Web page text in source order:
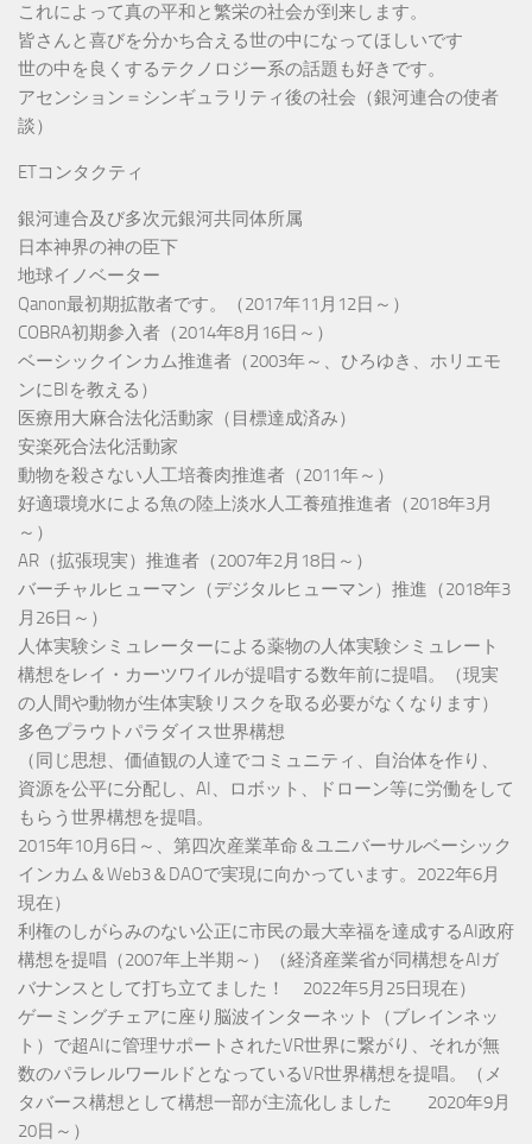
これによって真の平和と繁栄の社会が到来します。
皆さんと喜びを分かち合える世の中になってほしいです
世の中を良くするテクノロジー系の話題も好きです。
アセンション＝シンギュラリティ後の社会（銀河連合の使者
談）
ETコンタクティ
銀河連合及び多次元銀河共同体所属
日本神界の神の臣下
地球イノベーター
Qanon最初期拡散者です。（2017年11月12日～）
COBRA初期参入者（2014年8月16日～）
ベーシックインカム推進者（2003年～、ひろゆき、ホリエモ
ンにBIを教える）
医療用大麻合法化活動家（目標達成済み）
安楽死合法化活動家
動物を殺さない人工培養肉推進者（2011年～）
好適環境水による魚の陸上淡水人工養殖推進者（2018年3月
～）
AR（拡張現実）推進者（2007年2月18日～）
バーチャルヒューマン（デジタルヒューマン）推進（2018年3
月26日～）
人体実験シミュレーターによる薬物の人体実験シミュレート
構想をレイ・カーツワイルが提唱する数年前に提唱。（現実
の人間や動物が生体実験リスクを取る必要がなくなります）
多色プラウトパラダイス世界構想
（同じ思想、価値観の人達でコミュニティ、自治体を作り、
資源を公平に分配し、AI、ロボット、ドローン等に労働をして
もらう世界構想を提唱。
2015年10月6日～、第四次産業革命＆ユニバーサルベーシック
インカム＆Web3＆DAOで実現に向かっています。2022年6月
現在）
利権のしがらみのない公正に市民の最大幸福を達成するAI政府
構想を提唱（2007年上半期～）（経済産業省が同構想をAIガ
バナンスとして打ち立てました！ 2022年5月25日現在）
ゲーミングチェアに座り脳波インターネット（ブレインネッ
ト）で超AIに管理サポートされたVR世界に繋がり、それが無
数のパラレルワールドとなっているVR世界構想を提唱。（メ
タバース構想として構想一部が主流化しました 2020年9月
20日～）